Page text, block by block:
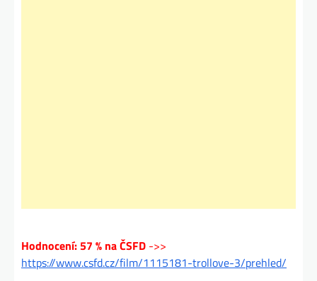
Hodnocení: 57 % na ČSFD ->>
https://www.csfd.cz/film/1115181-trollove-3/prehled/